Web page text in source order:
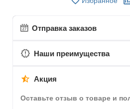
Отправка заказов
Наши преимущества
Акция
Оставьте отзыв о товаре и